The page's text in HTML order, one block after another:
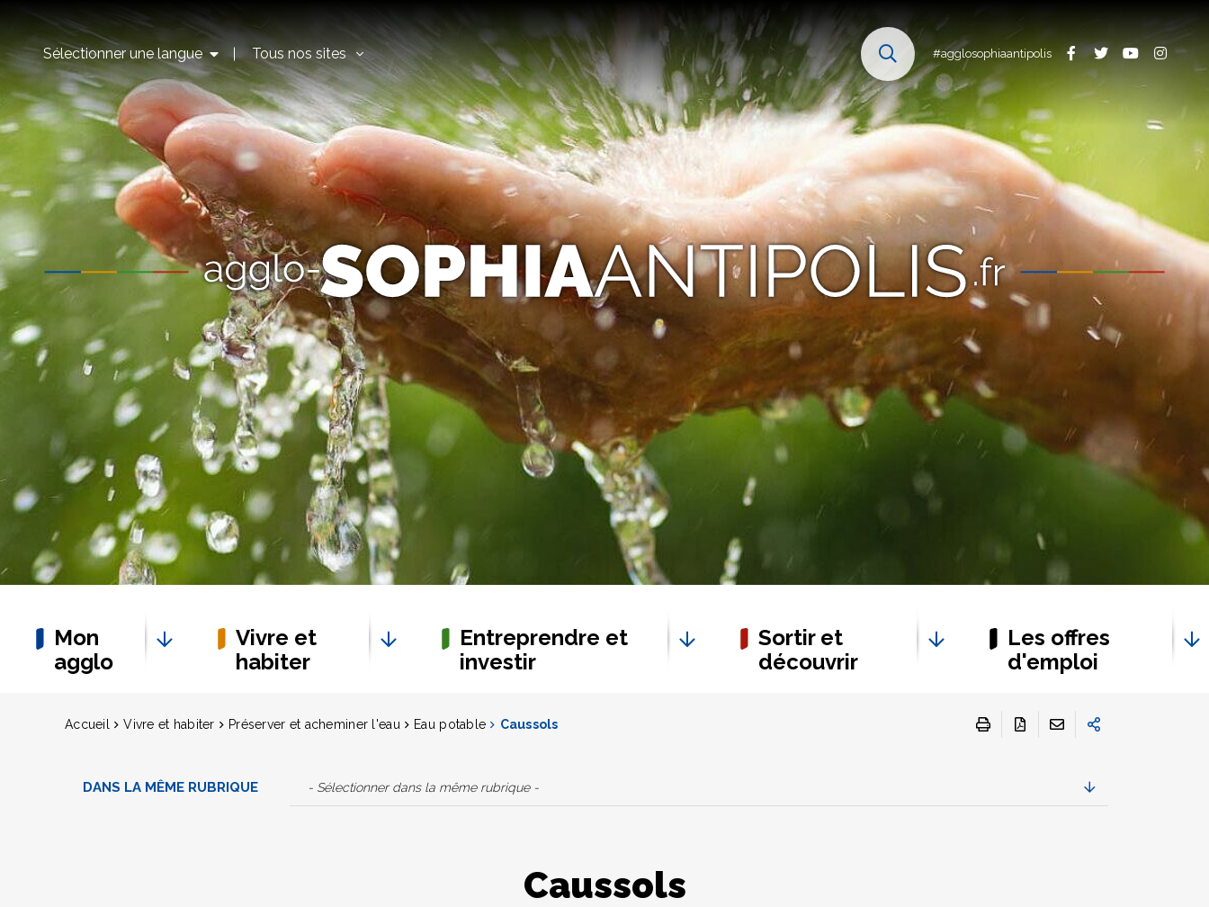
Sélectionner une langue Tous nos sites #agglosophiaantipolis
Mon
agglo
Vivre et
habiter
Entreprendre et
investir
Sortir et
découvrir
Les offres
d'emploi
Accueil Vivre et habiter Préserver et acheminer l'eau Eau potable Caussols
DANS LA MÊME RUBRIQUE - Sélectionner dans la même rubrique -
Caussols